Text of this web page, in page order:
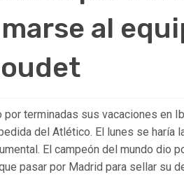
al
por terminadas sus vacaciones en
del Atlético. El lunes se haría
El campeón del mundo dio
pasar por Madrid para sellar su